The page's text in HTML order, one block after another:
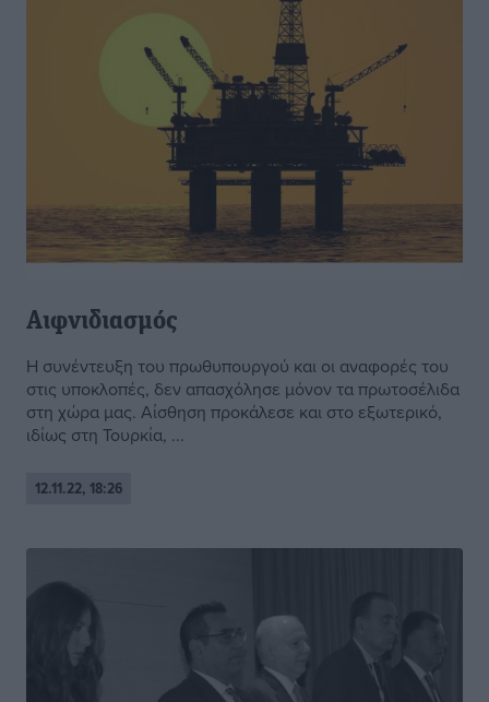
Αιφνιδιασμός
Η συνέντευξη του πρωθυπουργού και οι αναφορές του
στις υποκλοπές, δεν απασχόλησε μόνον τα πρωτοσέλιδα
στη χώρα μας. Αίσθηση προκάλεσε και στο εξωτερικό,
ιδίως στη Τουρκία, ...
12.11.22, 18:26